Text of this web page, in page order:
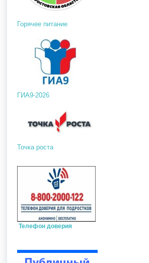
Горячее питание
ГИА9-2026
Точка роста
Телефон доверия